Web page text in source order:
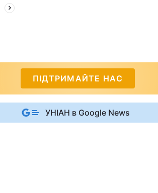
ПІДТРИМАЙТЕ НАС
УНІАН в Google News